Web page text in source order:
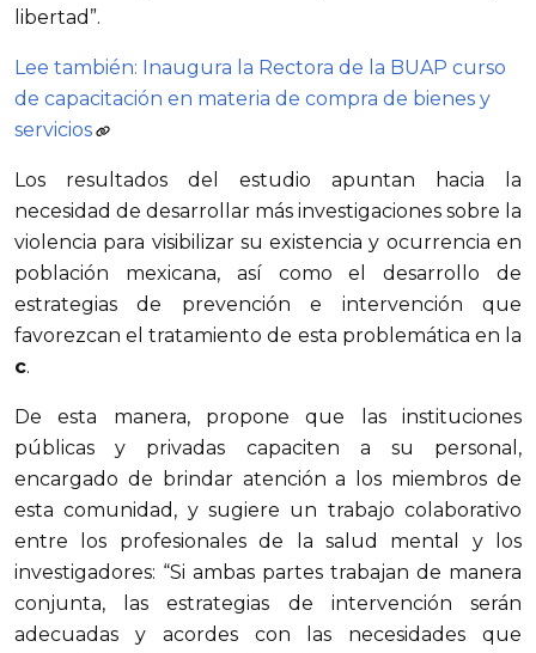
libertad”.
Lee también: Inaugura la Rectora de la BUAP curso
de capacitación en materia de compra de bienes y
servicios
Los resultados del estudio apuntan hacia la
necesidad de desarrollar más investigaciones sobre la
violencia para visibilizar su existencia y ocurrencia en
población mexicana, así como el desarrollo de
estrategias de prevención e intervención que
favorezcan el tratamiento de esta problemática en la
c.
De esta manera, propone que las instituciones
públicas y privadas capaciten a su personal,
encargado de brindar atención a los miembros de
esta comunidad, y sugiere un trabajo colaborativo
entre los profesionales de la salud mental y los
investigadores: “Si ambas partes trabajan de manera
conjunta, las estrategias de intervención serán
adecuadas y acordes con las necesidades que